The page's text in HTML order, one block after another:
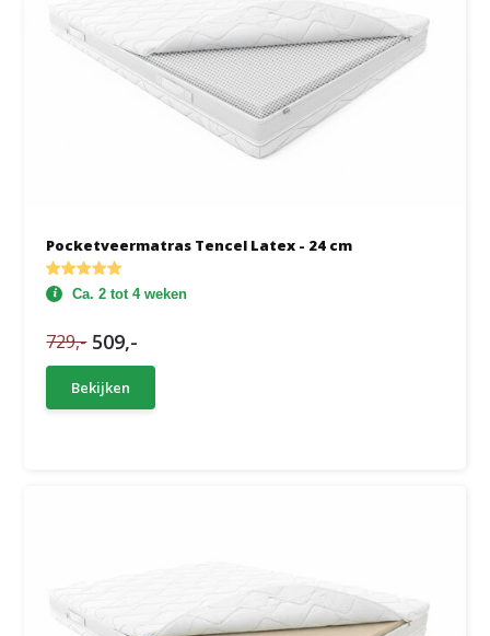
Pocketveermatras Tencel Latex - 24 cm
Ca. 2 tot 4 weken
729,- 509,-
Bekijken